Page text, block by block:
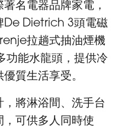
名電器品牌家電，
De Dietrich 3頭電磁
拉趟式抽油煙機
功能水龍頭，提供冷
質生活享受。
將淋浴間、洗手台
可供多人同時使